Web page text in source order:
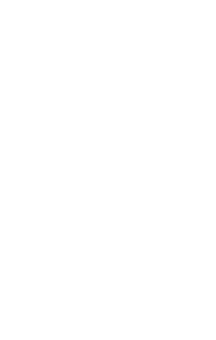
de que le
la deuda de
exagerado,
200 y las 500
Era una
incluso
y sin embargo
a nuestro
(v.
Dios: perdona